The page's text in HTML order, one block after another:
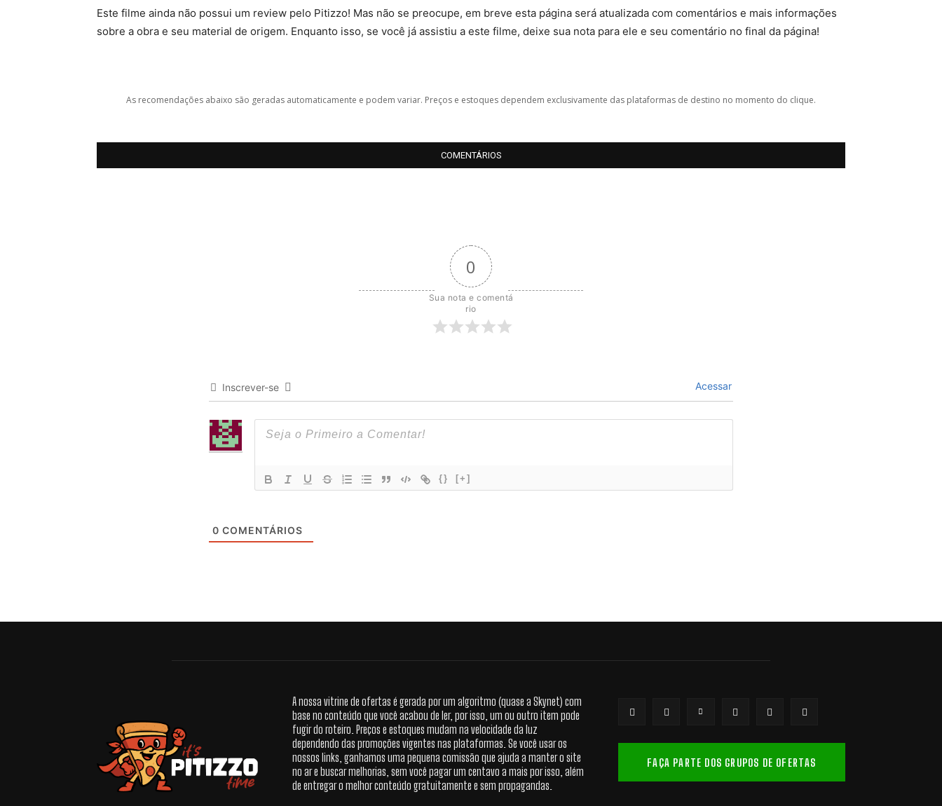
Este filme ainda não possui um review pelo Pitizzo! Mas não se preocupe, em breve esta página será atualizada com comentários e mais informações
sobre a obra e seu material de origem. Enquanto isso, se você já assistiu a este filme, deixe sua nota para ele e seu comentário no final da página!
As recomendações abaixo são geradas automaticamente e podem variar. Preços e estoques dependem exclusivamente das plataformas de destino no momento do clique.
COMENTÁRIOS
0
Sua nota e comentá
rio
Inscrever-se Acessar
{} [+]
0 COMENTÁRIOS
A nossa vitrine de ofertas é gerada por um algoritmo (quase a Skynet) com
base no conteúdo que você acabou de ler, por isso, um ou outro item pode
fugir do roteiro. Preços e estoques mudam na velocidade da luz
dependendo das promoções vigentes nas plataformas. Se você usar os
nossos links, ganhamos uma pequena comissão que ajuda a manter o site
no ar e buscar melhorias, sem você pagar um centavo a mais por isso, além
de entregar o melhor conteúdo gratuitamente e sem propagandas.
FAÇA PARTE DOS GRUPOS DE OFERTAS